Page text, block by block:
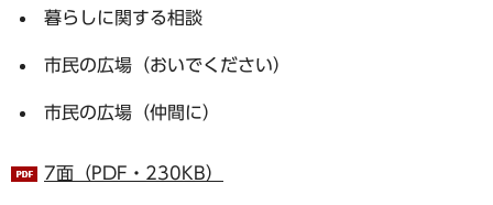
暮らしに関する相談
市民の広場（おいでください）
市民の広場（仲間に）
7面（PDF・230KB）